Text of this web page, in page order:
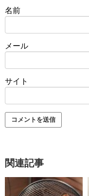
名前
メール
サイト
関連記事